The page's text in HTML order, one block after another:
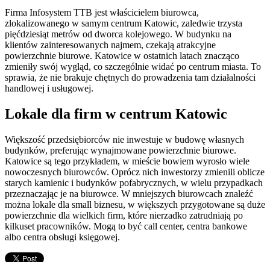
Firma Infosystem TTB jest właścicielem biurowca,
zlokalizowanego w samym centrum Katowic, zaledwie trzysta
pięćdziesiąt metrów od dworca kolejowego. W budynku na
klientów zainteresowanych najmem, czekają atrakcyjne
powierzchnie biurowe. Katowice w ostatnich latach znacząco
zmieniły swój wygląd, co szczególnie widać po centrum miasta. To
sprawia, że nie brakuje chętnych do prowadzenia tam działalności
handlowej i usługowej.
Lokale dla firm w centrum Katowic
Większość przedsiębiorców nie inwestuje w budowę własnych
budynków, preferując wynajmowane powierzchnie biurowe.
Katowice są tego przykładem, w mieście bowiem wyrosło wiele
nowoczesnych biurowców. Oprócz nich inwestorzy zmienili oblicze
starych kamienic i budynków pofabrycznych, w wielu przypadkach
przeznaczając je na biurowce. W mniejszych biurowcach znaleźć
można lokale dla small biznesu, w większych przygotowane są duże
powierzchnie dla wielkich firm, które nierzadko zatrudniają po
kilkuset pracowników. Mogą to być call center, centra bankowe
albo centra obsługi księgowej.